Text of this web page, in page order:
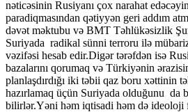
nəticəsinin Rusiyanı çox narahat
paradiqmasından qətiyyən geri addım
dəvət məktubu və BMT Təhlükəsizlik
Suriyada radikal sünni terroru ilə
vəzifəsi hesab edir.Digər tərəfdən isə
bazalarını qorumaq və Türkiyənin
planlaşdırdığı iki təbii qaz boru xəttinin
hazırlamaq üçün Suriyada olduğunu da
bilirlər.Yəni həm iqtisadi həm də ideoloji